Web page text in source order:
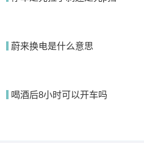
蔚来换电是什么意思
喝酒后8小时可以开车吗